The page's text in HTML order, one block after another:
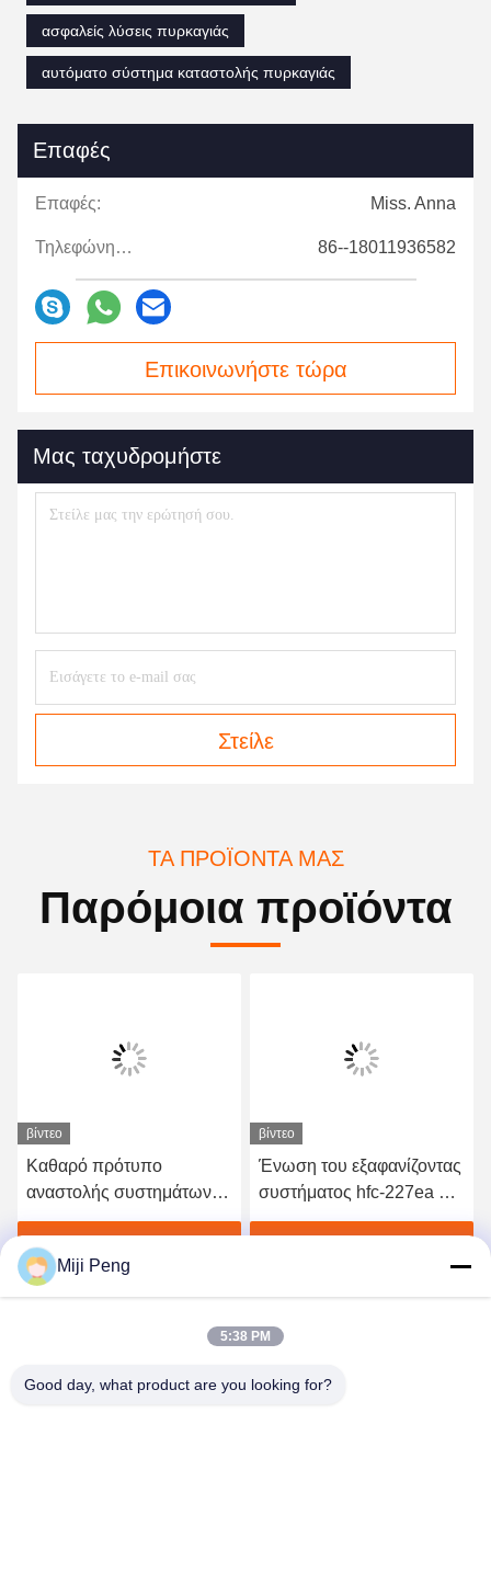
ασφαλείς λύσεις πυρκαγιάς
αυτόματο σύστημα καταστολής πυρκαγιάς
Επαφές
Επαφές: Miss. Anna
Τηλεφώνημα: 86--18011936582
Επικοινωνήστε τώρα
Μας ταχυδρομήστε
Στείλε
ΤΑ ΠΡΟΪΌΝΤΑ ΜΑΣ
Παρόμοια προϊόντα
βίντεο
Καθαρό πρότυπο
αναστολής συστημάτων
αιθουσών HFC 227ea
πυροσβυστικό 16L
Βρείτε την καλύτερη τιμή
βίντεο
Ένωση του εξαφανίζοντας
συστήματος hfc-227ea με
τον ηλεκτρικό
Miji Peng
5:38 PM
Good day, what product are you looking for?